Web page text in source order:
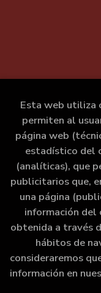
2026 ©Marxe
Esta web utiliza
permiten al
página web
estadístico del
(analíticas), que
publicitarios que,
una página
información del
obtenida a través
hábitos de
consideraremos
información en